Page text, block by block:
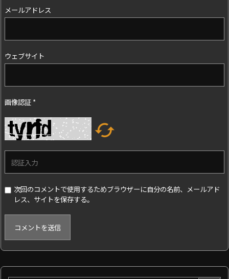
メールアドレス
ウェブサイト
画像認証 *

次回のコメントで使用するためブラウザーに自分の名前、メールアド
レス、サイトを保存する。